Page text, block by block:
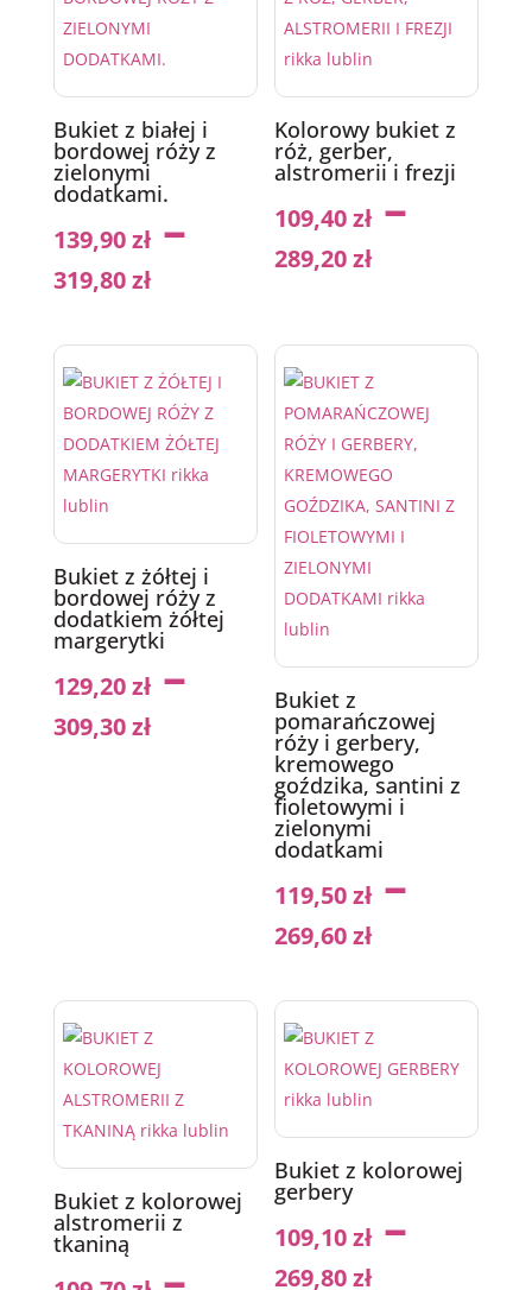
Bukiet z białej i
bordowej róży z
zielonymi
dodatkami.
139,90zł–
319,80zł
Kolorowy bukiet z
róż, gerber,
alstromerii i frezji
109,40zł–
289,20zł
Bukiet z żółtej i
bordowej róży z
dodatkiem żółtej
margerytki
129,20zł–
309,30zł
Bukiet z
pomarańczowej
róży i gerbery,
kremowego
goździka, santini z
fioletowymi i
zielonymi
dodatkami
119,50zł–
269,60zł
Bukiet z kolorowej
alstromerii z
tkaniną
Bukiet z kolorowej
gerbery
109,10zł–
269,80zł